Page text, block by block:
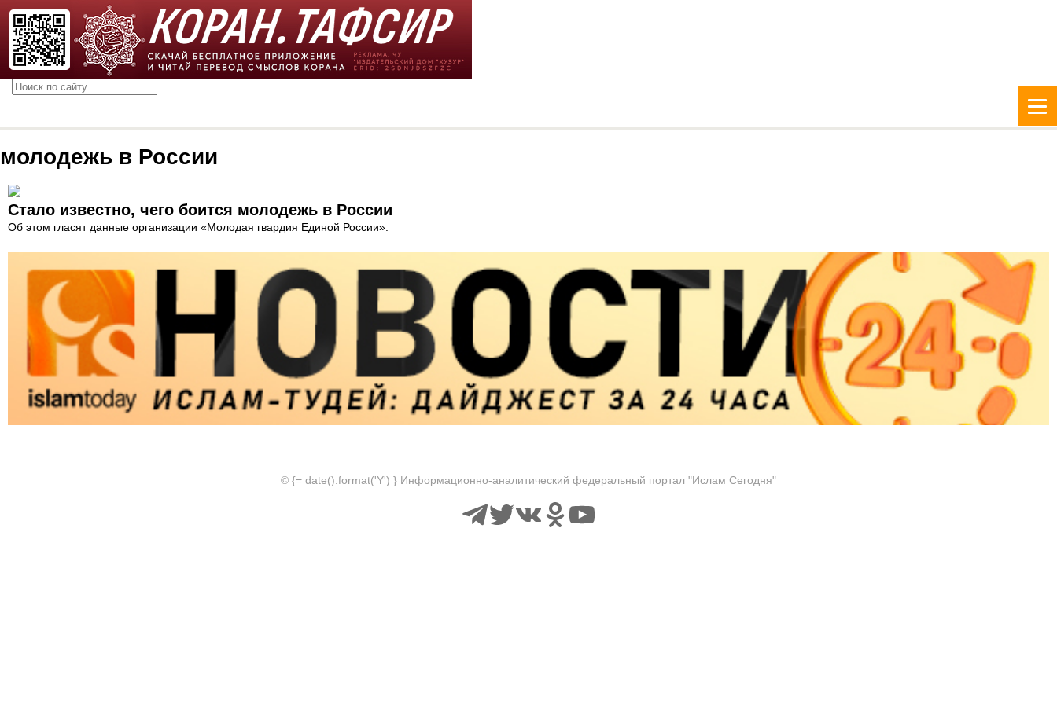
молодежь в России
Стало известно, чего боится молодежь в России
Об этом гласят данные организации «Молодая гвардия Единой России».
© {= date().format('Y') } Информационно-аналитический федеральный портал "Ислам Сегодня"